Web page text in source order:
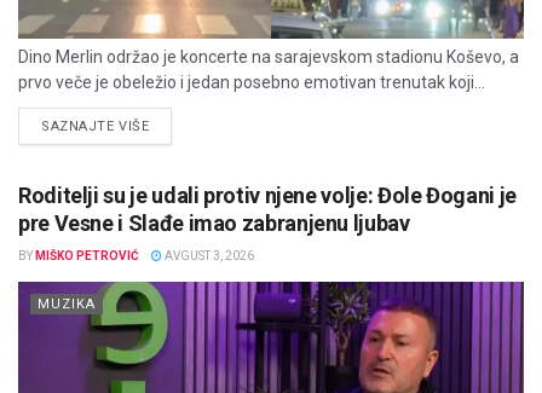
Dino Merlin održao je koncerte na sarajevskom stadionu Koševo, a
prvo veče je obeležio i jedan posebno emotivan trenutak koji...
SAZNAJTE VIŠEDETAILS
Roditelji su je udali protiv njene volje: Đole Đogani je
pre Vesne i Slađe imao zabranjenu ljubav
BY MIŠKO PETROVIĆ AVGUST 3, 2026
MUZIKA